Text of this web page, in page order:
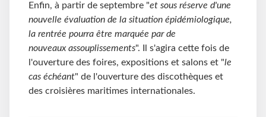
Enfin, à partir de septembre "et sous réserve d'une
nouvelle évaluation de la situation épidémiologique,
la rentrée pourra être marquée par de
nouveaux assouplissements". Il s'agira cette fois de
l'ouverture des foires, expositions et salons et "le
cas échéant" de l'ouverture des discothèques et
des croisières maritimes internationales.